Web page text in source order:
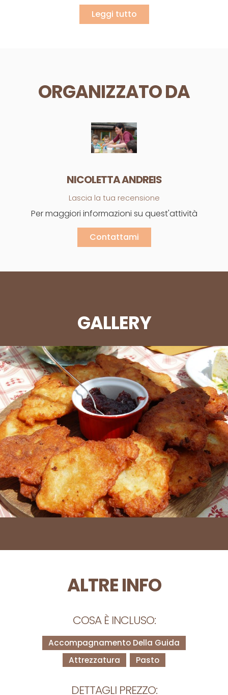
Leggi tutto
ORGANIZZATO DA
NICOLETTA ANDREIS
Lascia la tua recensione
Per maggiori informazioni su quest'attività
Contattami
GALLERY
ALTRE INFO
COSA È INCLUSO:
Accompagnamento Della Guida
Attrezzatura
Pasto
DETTAGLI PREZZO: